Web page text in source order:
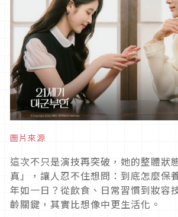
圖片來源
這次不只是演技再突破，她的整體狀
真」，讓人忍不住想問：到底怎麼保
年如一日？從飲食、日常習慣到妝容
齡關鍵，其實比想像中更生活化。